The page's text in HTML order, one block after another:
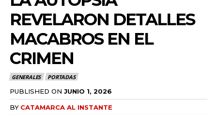
REVELARON DETALLES
MACABROS EN EL
CRIMEN
GENERALES PORTADAS
PUBLISHED ON JUNIO 1, 2026
BY CATAMARCA AL INSTANTE